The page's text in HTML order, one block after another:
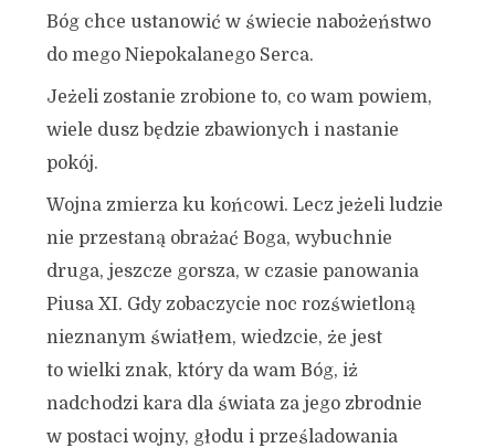
Bóg chce ustanowić w świecie nabożeństwo
do mego Niepokalanego Serca.
Jeżeli zostanie zrobione to, co wam powiem,
wiele dusz będzie zbawionych i nastanie
pokój.
Wojna zmierza ku końcowi. Lecz jeżeli ludzie
nie przestaną obrażać Boga, wybuchnie
druga, jeszcze gorsza, w czasie panowania
Piusa XI. Gdy zobaczycie noc rozświetloną
nieznanym światłem, wiedzcie, że jest
to wielki znak, który da wam Bóg, iż
nadchodzi kara dla świata za jego zbrodnie
w postaci wojny, głodu i prześladowania